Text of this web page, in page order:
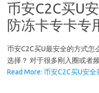
币安C2C买U
防冻卡专卡专
币安C2C买U最安全的方式怎
选择？ 对于很多刚入圈或者
Read More: 币安C2C买U安